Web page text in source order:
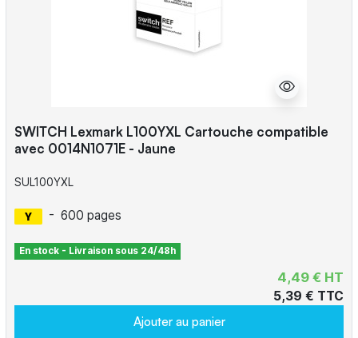
SWITCH Lexmark L100YXL Cartouche compatible
avec 0014N1071E - Jaune
SUL100YXL
- 600 pages
En stock - Livraison sous 24/48h
4,49 € HT
5,39 € TTC
Ajouter au panier